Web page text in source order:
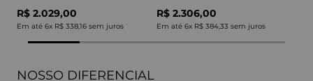
R$ 2.029,00
Em até 6x R$ 338,16 sem juros
R$ 2.306,00
Em até 6x R$ 384,33 sem juros
NOSSO DIFERENCIAL